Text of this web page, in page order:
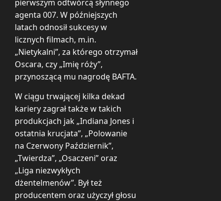
pierwszym odtwórcą słynnego
agenta 007. W późniejszych
latach odnosił sukcesy w
licznych filmach, m.in.
„Nietykalni”, za którego otrzymał
Oscara, czy „Imię róży”,
przynoszącą mu nagrodę BAFTA.
W ciągu trwającej kilka dekad
kariery zagrał także w takich
produkcjach jak „Indiana Jones i
ostatnia krucjata”, „Polowanie
na Czerwony Październik”,
„Twierdza”, „Osaczeni” oraz
„Liga niezwykłych
dżentelmenów”. Był też
producentem oraz użyczył głosu